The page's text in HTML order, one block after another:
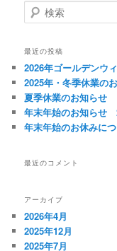
検
索
最近の投稿
2026年ゴールデンウ
2025年・冬季休業の
夏季休業のお知らせ
年末年始のお知らせ
年末年始のお休みに
最近のコメント
アーカイブ
2026年4月
2025年12月
2025年7月